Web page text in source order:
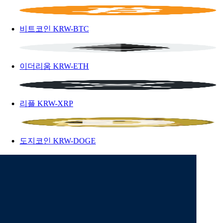
비트코인 KRW-BTC
이더리움 KRW-ETH
리플 KRW-XRP
도지코인 KRW-DOGE